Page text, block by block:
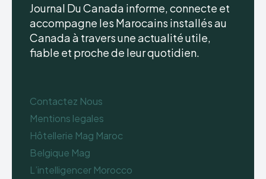
Journal Du Canada informe, connecte et
accompagne les Marocains installés au
Canada à travers une actualité utile,
fiable et proche de leur quotidien.
Contactez Nous
Mentions legales
Hôtellerie Mag Maroc
Belgique Mag
L’intelligencer Morocco